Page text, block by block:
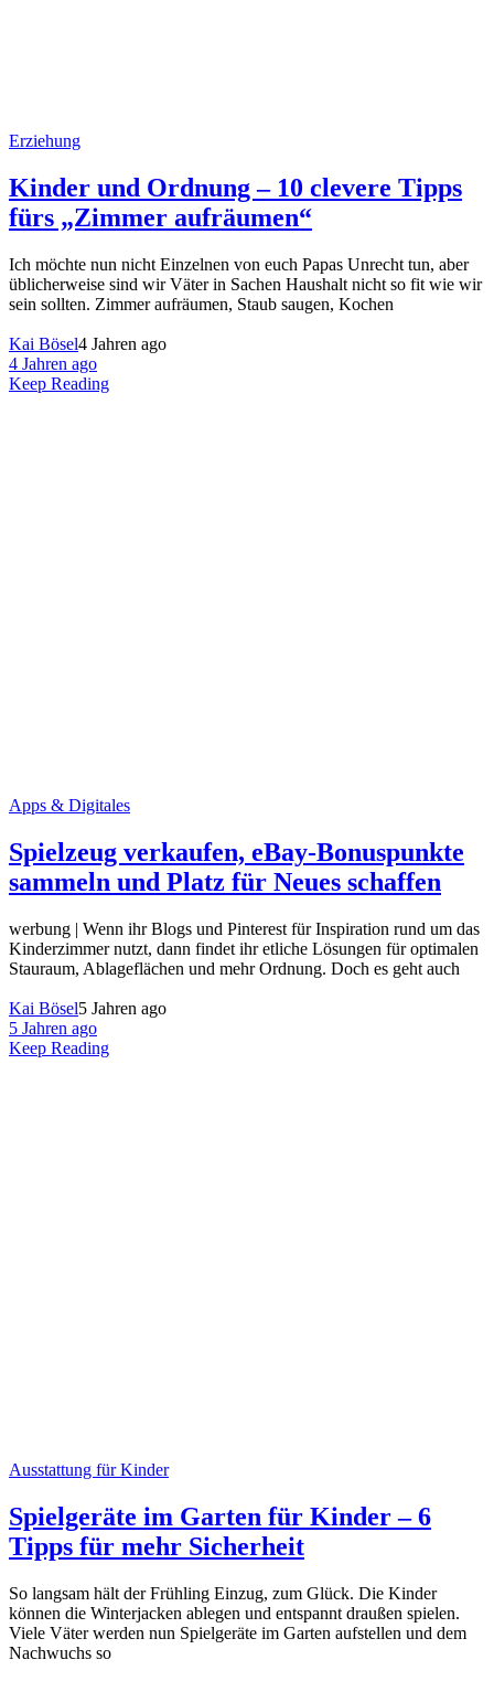
Erziehung
Kinder und Ordnung – 10 clevere Tipps
fürs „Zimmer aufräumen“
Ich möchte nun nicht Einzelnen von euch Papas Unrecht tun, aber
üblicherweise sind wir Väter in Sachen Haushalt nicht so fit wie wir
sein sollten. Zimmer aufräumen, Staub saugen, Kochen
Kai Bösel4 Jahren ago
4 Jahren ago
Keep Reading
Apps & Digitales
Spielzeug verkaufen, eBay-Bonuspunkte
sammeln und Platz für Neues schaffen
werbung | Wenn ihr Blogs und Pinterest für Inspiration rund um das
Kinderzimmer nutzt, dann findet ihr etliche Lösungen für optimalen
Stauraum, Ablageflächen und mehr Ordnung. Doch es geht auch
Kai Bösel5 Jahren ago
5 Jahren ago
Keep Reading
Ausstattung für Kinder
Spielgeräte im Garten für Kinder – 6
Tipps für mehr Sicherheit
So langsam hält der Frühling Einzug, zum Glück. Die Kinder
können die Winterjacken ablegen und entspannt draußen spielen.
Viele Väter werden nun Spielgeräte im Garten aufstellen und dem
Nachwuchs so